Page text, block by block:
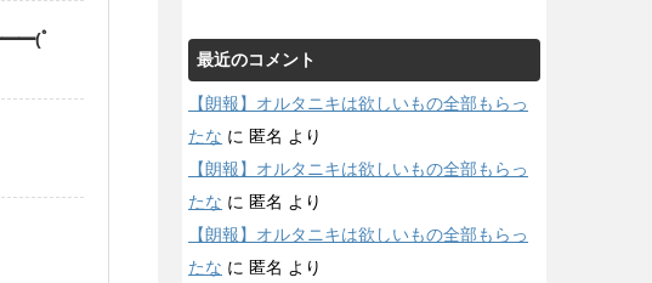
ﾟ
最近のコメント
【朗報】オルタニキは欲しいもの全部もらっ
たな に 匿名 より
【朗報】オルタニキは欲しいもの全部もらっ
たな に 匿名 より
【朗報】オルタニキは欲しいもの全部もらっ
たな に 匿名 より